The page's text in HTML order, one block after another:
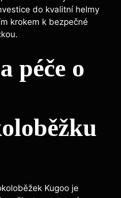
do kvalitní helmy
krokem k bezpečné
péče o
Kugoo je